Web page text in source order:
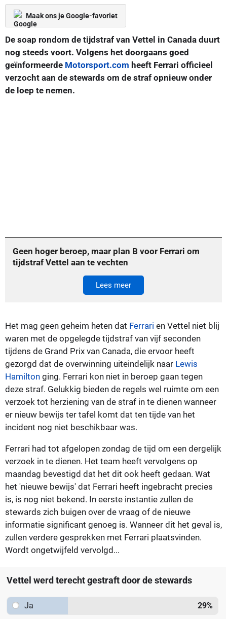
Maak ons je Google-favoriet
De soap rondom de tijdstraf van Vettel in Canada duurt
nog steeds voort. Volgens het doorgaans goed
geïnformeerde Motorsport.com heeft Ferrari officieel
verzocht aan de stewards om de straf opnieuw onder
de loep te nemen.
Geen hoger beroep, maar plan B voor Ferrari om
tijdstraf Vettel aan te vechten
Lees meer
Het mag geen geheim heten dat Ferrari en Vettel niet blij
waren met de opgelegde tijdstraf van vijf seconden
tijdens de Grand Prix van Canada, die ervoor heeft
gezorgd dat de overwinning uiteindelijk naar Lewis
Hamilton ging. Ferrari kon niet in beroep gaan tegen
deze straf. Gelukkig bieden de regels wel ruimte om een
verzoek tot herziening van de straf in te dienen wanneer
er nieuw bewijs ter tafel komt dat ten tijde van het
incident nog niet beschikbaar was.
Ferrari had tot afgelopen zondag de tijd om een dergelijk
verzoek in te dienen. Het team heeft vervolgens op
maandag bevestigd dat het dit ook heeft gedaan. Wat
het 'nieuwe bewijs' dat Ferrari heeft ingebracht precies
is, is nog niet bekend. In eerste instantie zullen de
stewards zich buigen over de vraag of de nieuwe
informatie significant genoeg is. Wanneer dit het geval is,
zullen verdere gesprekken met Ferrari plaatsvinden.
Wordt ongetwijfeld vervolgd...
Vettel werd terecht gestraft door de stewards
Ja 29%